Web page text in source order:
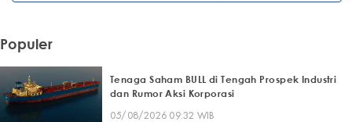
Populer
Tenaga Saham BULL di Tengah Prospek Industri
dan Rumor Aksi Korporasi
05/08/2026 09:32 WIB